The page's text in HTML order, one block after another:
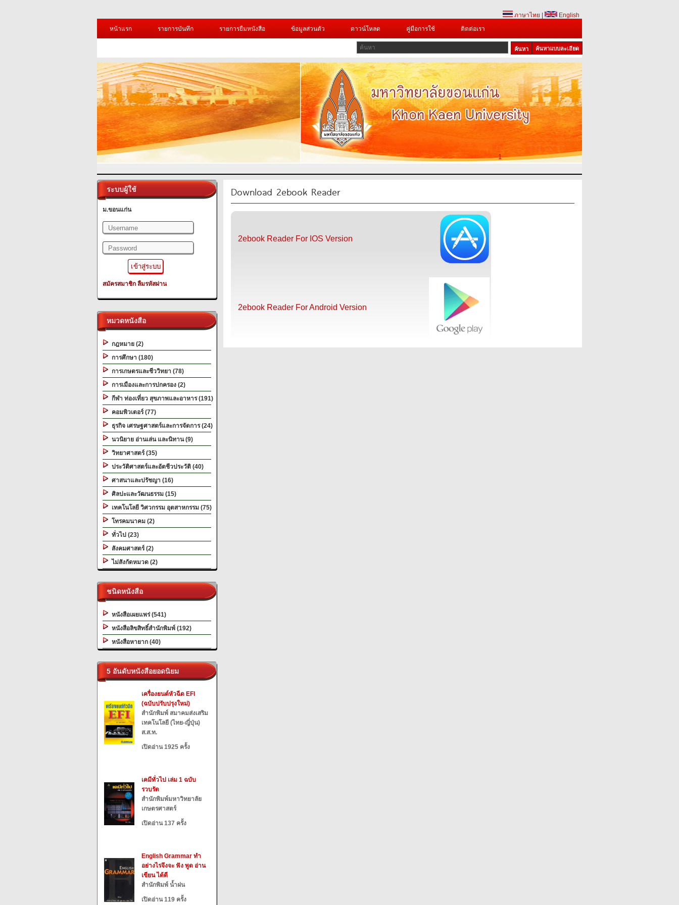
ภาษาไทย
English
หน้าแรก
รายการบันทึก รายการยืมหนังสือ ข้อมูลส่วนตัว ดาวน์โหลด คู่มือการใช้ ติดต่อเรา
ค้นหาแบบละเอียด
1
ระบบผู้ใช้
ม.ขอนแก่น
สมัครสมาชิก ลืมรหัสผ่าน
หมวดหนังสือ
กฎหมาย (2)
การศึกษา (180)
การเกษตรและชีววิทยา (78)
การเมืองและการปกครอง (2)
กีฬา ท่องเที่ยว สุขภาพและอาหาร (191)
คอมพิวเตอร์ (77)
ธุรกิจ เศรษฐศาสตร์และการจัดการ (24)
นวนิยาย อ่านเล่น และนิทาน (9)
วิทยาศาสตร์ (35)
ประวัติศาสตร์และอัตชีวประวัติ (40)
ศาสนาและปรัชญา (16)
ศิลปะและวัฒนธรรม (15)
เทคโนโลยี วิศวกรรม อุตสาหกรรม (75)
โทรคมนาคม (2)
ทั่วไป (23)
สังคมศาสตร์ (2)
ไม่สังกัดหมวด (2)
ชนิดหนังสือ
หนังสือเผยแพร่ (541)
หนังสือลิขสิทธิ์สำนักพิมพ์ (192)
หนังสือหายาก (40)
5 อันดับหนังสือยอดนิยม
เครื่องยนต์หัวฉีด EFI
(ฉบับปรับปรุงใหม่)
สำนักพิมพ์ สมาคมส่งเสริม
เทคโนโลยี (ไทย-ญี่ปุ่น)
ส.ส.ท.
เปิดอ่าน 1925 ครั้ง
เคมีทั่วไป เล่ม 1 ฉบับ
รวบรัด
สำนักพิมพ์มหาวิทยาลัย
เกษตรศาสตร์
เปิดอ่าน 137 ครั้ง
English Grammar ทำ
อย่างไรจึงจะ ฟัง พูด อ่าน
เขียน ได้ดี
สำนักพิมพ์ น้ำฝน
เปิดอ่าน 119 ครั้ง
Download 2ebook Reader
2ebook Reader For IOS Version
2ebook Reader For Android Version